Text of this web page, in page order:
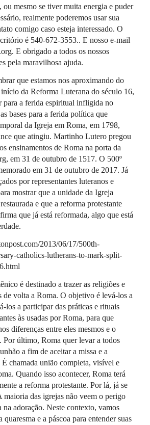
ou mesmo se tiver muita energia e puder
realmente poderemos usar sua
comigo caso esteja interessado. O
é 540-672-3553.. E nosso e-mail
E obrigado a todos os nossos
pela maravilhosa ajuda.
que estamos nos aproximando do
da Reforma Luterana do século 16,
para a ferida espiritual infligida no
bases para a ferida política que
da Igreja em Roma, em 1798,
que atingiu. Martinho Lutero pregou
ensinamentos de Roma na porta da
em 31 de outubro de 1517. O 500º
em 31 de outubro de 2017. Já
por representantes luteranos e
mostrar que a unidade da Igreja
e que a reforma protestante
que já está reformada, algo que está
2013/06/17/500th-
catholics-lutherans-to-mark-split-
é destinado a trazer as religiões e
de volta a Roma. O objetivo é levá-los a
los a participar das práticas e rituais
às usadas por Roma, para que
diferenças entre eles mesmos e o
Por último, Roma quer levar a todos
a fim de aceitar a missa e a
chamada união completa, visível e
Quando isso acontecer, Roma terá
a reforma protestante. Por lá, já se
maioria das igrejas não veem o perigo
adoração. Neste contexto, vamos
quaresma e a páscoa para entender suas